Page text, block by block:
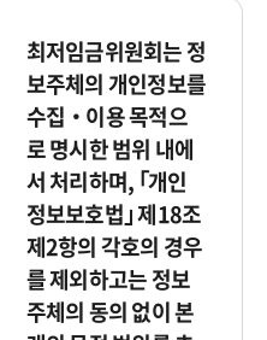
최저임금위원회는 정
보주체의 개인정보를
수집‧이용 목적으
로 명시한 범위 내에
서 처리하며, ｢개인
정보보호법｣ 제18조
제2항의 각호의 경우
를 제외하고는 정보
주체의 동의 없이 본